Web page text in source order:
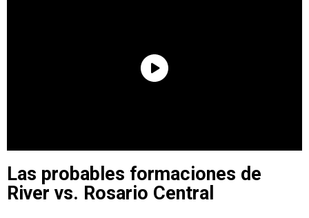
Las probables formaciones de
River vs. Rosario Central